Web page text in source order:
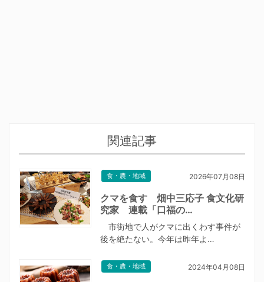
関連記事
食・農・地域 2026年07月08日
クマを食す 畑中三応子 食文化研
究家 連載「口福の…
市街地で人がクマに出くわす事件が
後を絶たない。今年は昨年よ…
食・農・地域 2024年04月08日